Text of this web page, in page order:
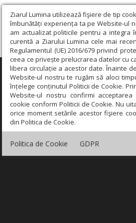
Ziarul Lumina utilizează fişiere de tip
îmbunătăți experiența ta pe Website-ul
am actualizat politicile pentru a integra
curentă a Ziarului Lumina cele mai
Regulamentul (UE) 2016/679 privind
ceea ce privește prelucrarea datelor cu
libera circulație a acestor date. Înainte
Website-ul nostru te rugăm să aloci
înțelege conținutul Politicii de Cookie.
Website-ul nostru confirmi
cookie conform Politicii de Cookie. Nu
orice moment setările acestor fişiere
din Politica de Cookie.
Politica de Cookie GDPR